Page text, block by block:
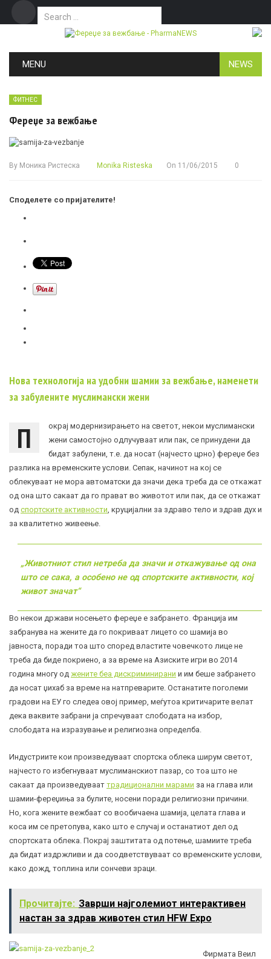
Search for:
MENU NEWS
ФИТНЕС
Фереџе за вежбање
By Моника Ристеска Monika Risteska On 11/06/2015 0
Споделете со пријателите!
Нова технологија на удобни шамии за вежбање, наменети
за забулените муслимански жени
П
окрај модернизирањето на светот, некои муслимански
жени самостојно одлучуваат или пак, се принудени да
бидат забулени, т.е. да носат (најчесто црно) фереџе без
разлика на временските услови. Сепак, начинот на кој се
облекуваат не мора автоматски да значи дека треба да се откажат
од она што сакаат да го прават во животот или пак, да се откажат
од спортските активности , круцијални за здраво тело и здрав дух и
за квалитетно живеење.
„Животниот стил нетреба да значи и откажување од она
што се сака, а особено не од спортските активности, кој
живот значат“
Во некои држави носењето фереџе е забрането. Франција им
забранува на жените да го покриваат лицето со шамија во
јавноста, поради тоа што според властите човечкото лице не
треба да биде покриено, а за време на Азиските игри во 2014
година многу од жените беа дискриминирани и им беше забрането
да носат џихаб за време на натпреварите. Останатите поголеми
градови на ЕУ го следеа овој пример, меѓутоа критичарите велат
дека ваквите забрани ја спречуваат слободата на избор,
слободата на изразување и религиозна определба.
Индустриите кои произведуваат спортска облека ширум светот,
најчесто го избегнуваат муслиманскиот пазар, со тоа што не
сакаат да произведуваат традиционални марами за на глава или
шамии-фереџиња за булите, носени поради религиозни причини.
Но, кога жените вежбаат со вообичаена шамија, целата глава и
коса им се претопува, како што е случај и останатиот дел од
спортската облека. Покрај заштитата од потење, шамиите треба
да бидат издржливи и да соодветствуваат со временските услови,
како дожд, топлина или сончеви зраци.
Прочитајте: Заврши најголемиот интерактивен
настан за здрав животен стил HFW Expo
Фирмата Веил